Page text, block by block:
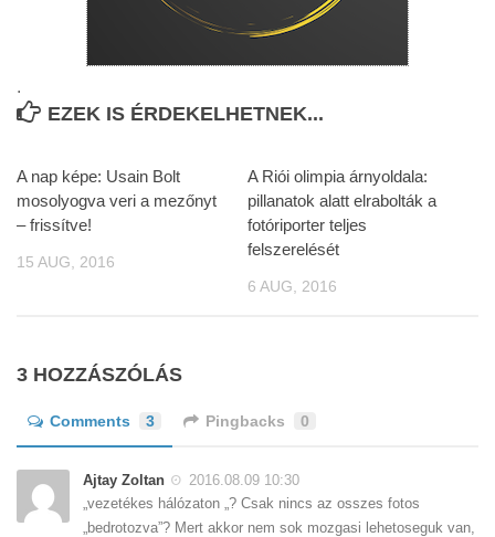
.
EZEK IS ÉRDEKELHETNEK...
A nap képe: Usain Bolt
mosolyogva veri a mezőnyt
– frissítve!
15 AUG, 2016
A Riói olimpia árnyoldala:
pillanatok alatt elrabolták a
fotóriporter teljes
felszerelését
6 AUG, 2016
3 HOZZÁSZÓLÁS
Comments 3 Pingbacks 0
Ajtay Zoltan
2016.08.09 10:30
„vezetékes hálózaton „? Csak nincs az osszes fotos
„bedrotozva”? Mert akkor nem sok mozgasi lehetoseguk van,